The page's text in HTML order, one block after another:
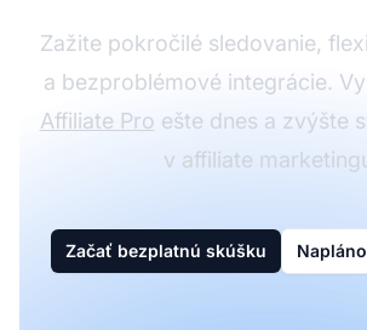
Zažite pokročilé sledovanie,
a bezproblémové integrácie.
Affiliate Pro ešte dnes a zvýšte
v affiliate
Začať bezplatnú skúšku